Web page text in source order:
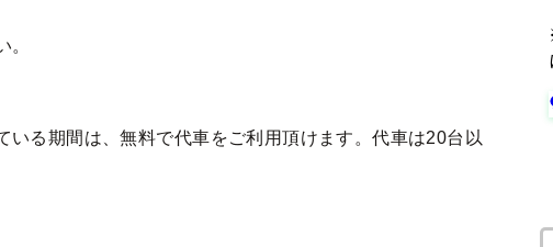
いる期間は、無料で代車をご利用頂けます。代車は20台以